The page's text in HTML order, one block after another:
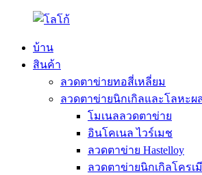
บ้าน
สินค้า
ลวดตาข่ายทอสี่เหลี่ยม
ลวดตาข่ายนิกเกิลและโลหะผ
โมเนลลวดตาข่าย
อินโคเนล ไวร์เมช
ลวดตาข่าย Hastelloy
ลวดตาข่ายนิกเกิลโครเ